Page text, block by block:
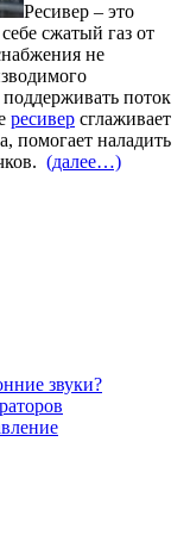
Ресивер – это
сжатый газ от
не
поток
ресивер сглаживает
помогает наладить
(далее…)
звуки?